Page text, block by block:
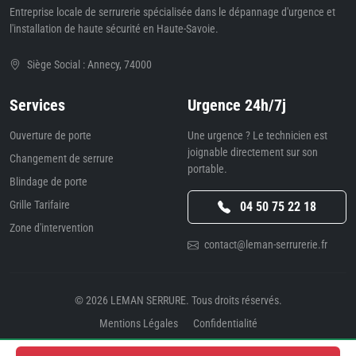
Entreprise locale de serrurerie spécialisée dans le dépannage d'urgence et
l'installation de haute sécurité en Haute-Savoie.
Siège Social : Annecy, 74000
Services
Ouverture de porte
Changement de serrure
Blindage de porte
Grille Tarifaire
Zone d'intervention
Urgence 24h/7j
Une urgence ? Le technicien est
joignable directement sur son
portable.
04 50 75 22 18
contact@leman-serrurerie.fr
© 2026 LEMAN SERRURE. Tous droits réservés.
Mentions Légales
Confidentialité